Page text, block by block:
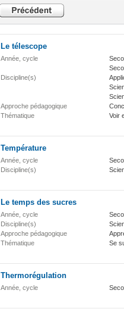
Le télescope
Année, cycle
Discipline(s)
Approche pédagogique
Thématique
Voir
Température
Année, cycle
Discipline(s)
Le temps des sucres
Année, cycle
Discipline(s)
Approche pédagogique
Thématique
Se
Thermorégulation
Année, cycle